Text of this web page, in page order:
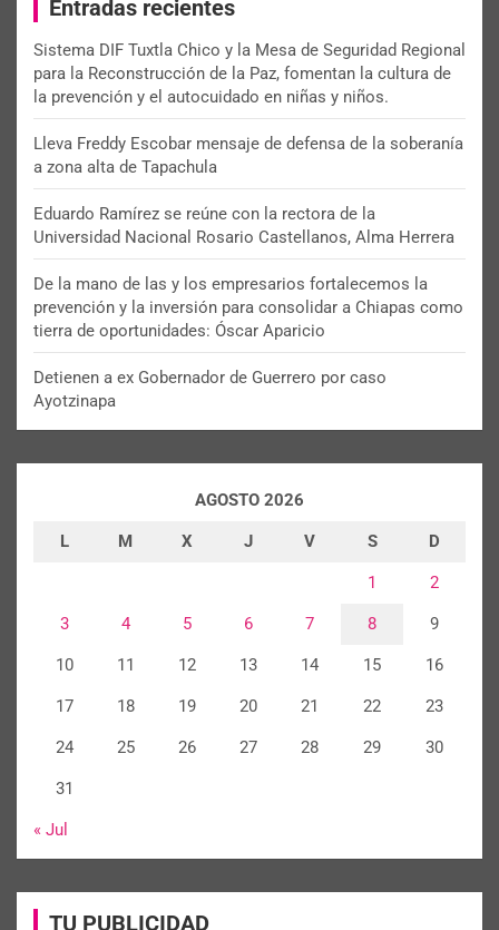
Entradas recientes
Sistema DIF Tuxtla Chico y la Mesa de Seguridad Regional
para la Reconstrucción de la Paz, fomentan la cultura de
la prevención y el autocuidado en niñas y niños.
Lleva Freddy Escobar mensaje de defensa de la soberanía
a zona alta de Tapachula
Eduardo Ramírez se reúne con la rectora de la
Universidad Nacional Rosario Castellanos, Alma Herrera
De la mano de las y los empresarios fortalecemos la
prevención y la inversión para consolidar a Chiapas como
tierra de oportunidades: Óscar Aparicio
Detienen a ex Gobernador de Guerrero por caso
Ayotzinapa
AGOSTO 2026
L M X J V S D
1 2
3 4 5 6 7 8 9
10 11 12 13 14 15 16
17 18 19 20 21 22 23
24 25 26 27 28 29 30
31
« Jul
TU PUBLICIDAD